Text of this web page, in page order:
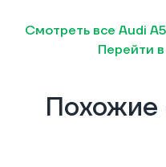
Смотреть все Audi
Перейти
Похожие